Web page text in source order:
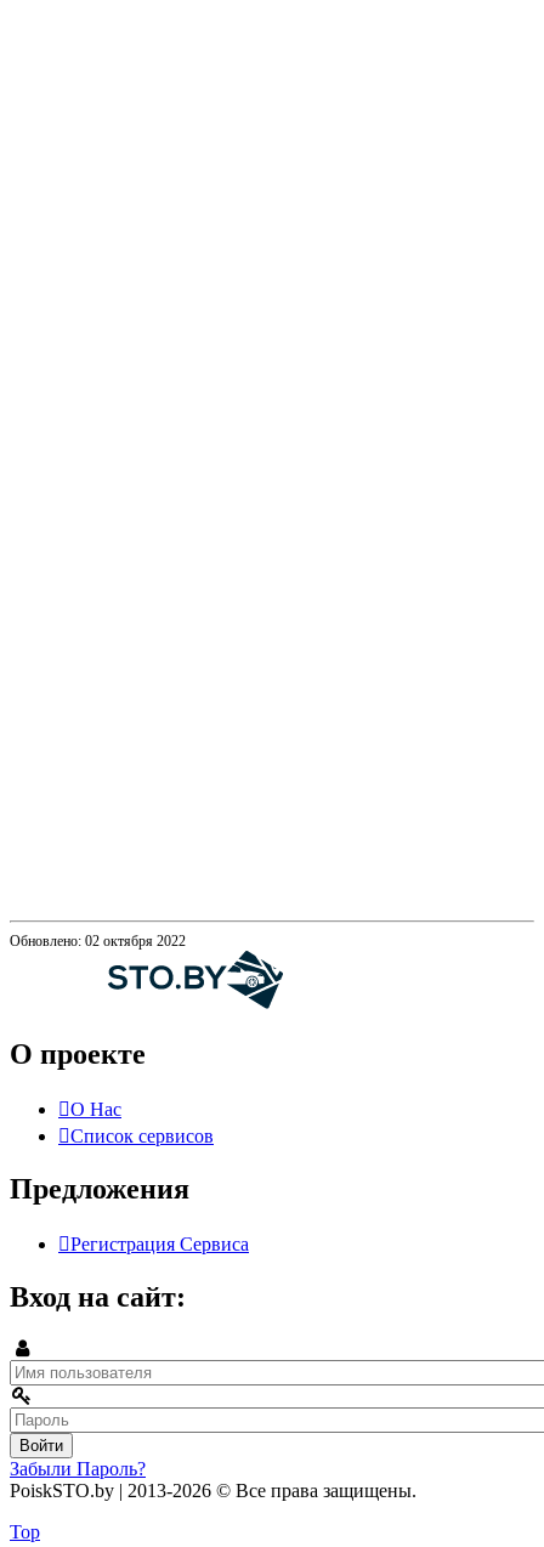
Обновлено: 02 октября 2022
О проекте
О Нас
Список сервисов
Предложения
Регистрация Сервиса
Вход на сайт:
Забыли Пароль?
PoiskSTO.by | 2013-2026 © Все права защищены.
Top